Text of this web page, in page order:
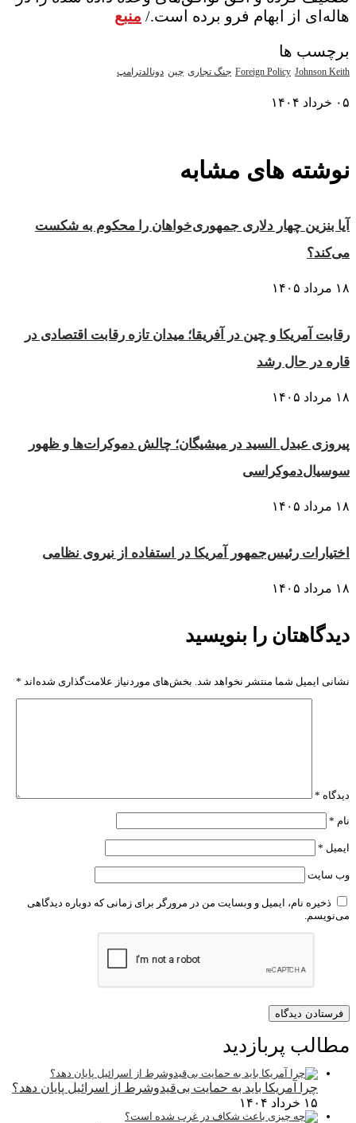
هاله‌ای از ابهام فرو برده است./ منبع
برچسب ها
Foreign Policy Johnson Keith جنگ تجاری چین دونالدترامپ
۰۵ خرداد ۱۴۰۴
نوشته های مشابه
آیا بنزین چهار دلاری جمهوری‌خواهان را محکوم به شکست
می‌کند؟
۱۸ مرداد ۱۴۰۵
رقابت آمریکا و چین در آفریقا؛ میدان تازه رقابت اقتصادی در
قاره در حال رشد
۱۸ مرداد ۱۴۰۵
پیروزی عبدل السید در میشیگان؛ چالش دموکرات‌ها و ظهور
سوسیال‌دموکراسی
۱۸ مرداد ۱۴۰۵
اختیارات رئیس‌جمهور آمریکا در استفاده از نیروی نظامی
۱۸ مرداد ۱۴۰۵
دیدگاهتان را بنویسید
نشانی ایمیل شما منتشر نخواهد شد. بخش‌های موردنیاز علامت‌گذاری شده‌اند *
دیدگاه *
نام *
ایمیل *
وب‌ سایت
ذخیره نام، ایمیل و وبسایت من در مرورگر برای زمانی که دوباره دیدگاهی
می‌نویسم.
مطالب پربازدید
چرا آمریکا باید به حمایت بی‌قیدوشرط از اسرائیل پایان دهد؟
۱۵ خرداد ۱۴۰۴